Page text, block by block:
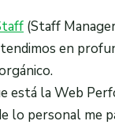
(Staff
en
está la Web
lo personal me